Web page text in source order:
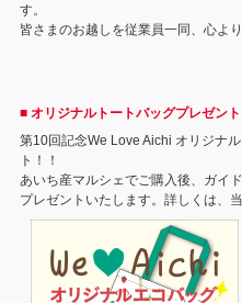
す。
皆さまのお越しを従業員一同、心よ
■ オリジナルトートバッグプレゼント
第10回記念We Love Aichi オリジナ
ト！！
あいち産マルシェでご購入後、ガイ
プレゼントいたします。詳しくは、